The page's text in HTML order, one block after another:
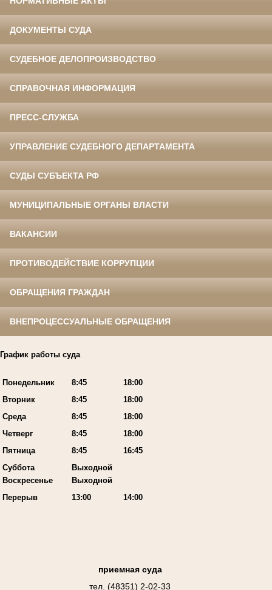
ДОКУМЕНТЫ СУДА
СУДЕБНОЕ ДЕЛОПРОИЗВОДСТВО
СПРАВОЧНАЯ ИНФОРМАЦИЯ
ПРЕСС-СЛУЖБА
УПРАВЛЕНИЕ СУДЕБНОГО ДЕПАРТАМЕНТА
СУДЫ СУБЪЕКТА РФ
МУНИЦИПАЛЬНЫЕ ОРГАНЫ ВЛАСТИ
ВАКАНСИИ
ПРОТИВОДЕЙСТВИЕ КОРРУПЦИИ
ОБРАЩЕНИЯ ГРАЖДАН
ВНЕПРОЦЕССУАЛЬНЫЕ ОБРАЩЕНИЯ
График работы суда
Понедельник 8:45
18:00
Вторник
8:45
18:00
Среда
8:45
18:00
Четверг
8:45
18:00
Пятница
8:45
16:45
Суббота
Воскресенье
Выходной
Выходной
Перерыв
13:00 14:00
приемная суда
тел. (48351) 2-02-33